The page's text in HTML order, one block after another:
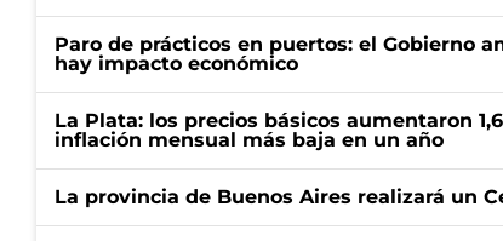
Paro de prácticos en puertos: el Gobierno
hay impacto económico
La Plata: los precios básicos aumentaron
inflación mensual más baja en un año
La provincia de Buenos Aires realizará un